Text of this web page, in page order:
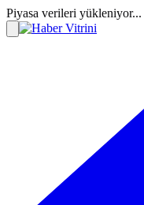
Piyasa verileri yükleniyor...